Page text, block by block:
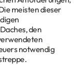
meisten dieser
den
notwendig